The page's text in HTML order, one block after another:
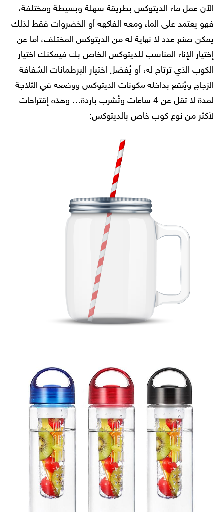
الآن عمل ماء الديتوكس بطريقة سهلة وبسيطة ومختلفة،
فهو يعتمد على الماء ومعه الفاكهه أو الخضروات فقط لذلك
يمكن صنع عدد لا نهاية له من الديتوكس المختلف، أما عن
إختيار الإناء المناسب للديتوكس الخاص بك فيمكنك اختيار
الكوب الذي ترتاح له، أو يُفضل اختيار البرطمانات الشفافة
الزجاج ويُنقع بداخله مكونات الديتوكس ووضعه في الثلاجة
لمدة لا تقل عن 4 ساعات وتُشرب باردة… وهذه إقتراحات
لأكثر من نوع كوب خاص بالديتوكس: